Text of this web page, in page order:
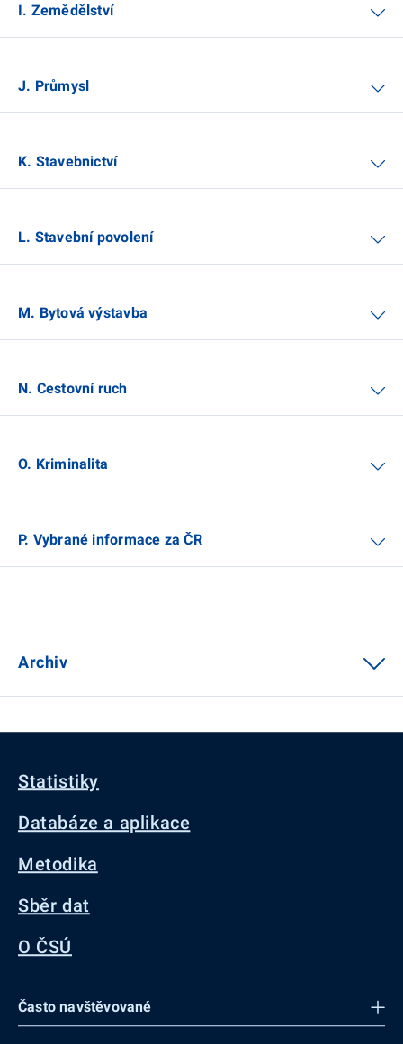
I. Zemědělství
J. Průmysl
K. Stavebnictví
L. Stavební povolení
M. Bytová výstavba
N. Cestovní ruch
O. Kriminalita
P. Vybrané informace za ČR
Archiv
Statistiky
Databáze a aplikace
Metodika
Sběr dat
O ČSÚ
Často navštěvované